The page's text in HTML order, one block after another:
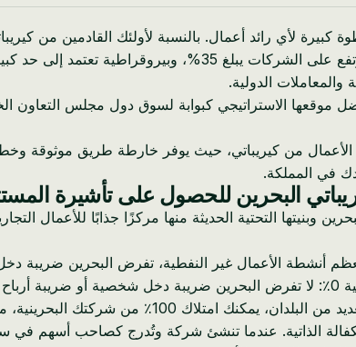
لأي رائد أعمال. بالنسبة لأولئك القادمين من
والمعاملات الدولية.
بفضل موقعها الاستراتيجي كبوابة لسوق دول مجلس
الأعمال من كيريباتي، حيث يوفر خارطة طريق موثوقة
في المملكة.
البحرين للحصول على تأشيرة
وبنيتها التحتية الحديثة منها مركزًا جذابًا للأعمال